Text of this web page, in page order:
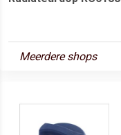
Meerdere shops